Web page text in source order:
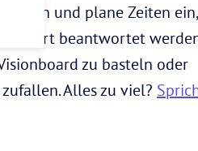
und plane Zeiten
sofort beantwortet
zu basteln oder
Alles zu viel?